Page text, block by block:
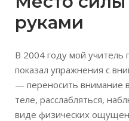
руками
В 2004 году мой учитель
показал упражнения с
— переносить внимание
теле, расслабляться,
виде физических